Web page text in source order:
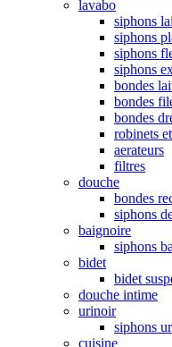
lavabo
siphons
siphons
siphons
siphons
bondes
bondes
bondes
robinets
aerateurs
filtres
douche
bondes
siphons
baignoire
siphons
bidet
bidet
douche intime
urinoir
siphons
cuisine